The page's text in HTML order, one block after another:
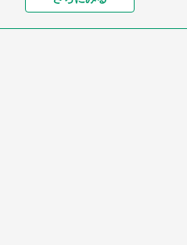
る 「これもう座布団だろ」「食パ
ンの耳」と1.4万人困惑